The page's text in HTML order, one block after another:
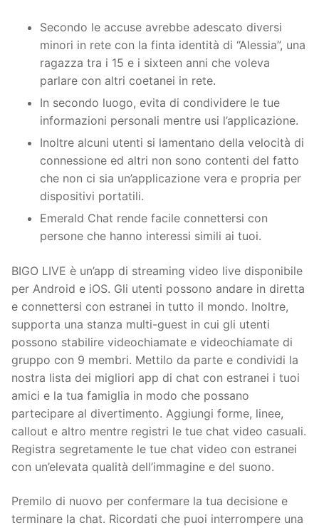
Secondo le accuse avrebbe adescato diversi
minori in rete con la finta identità di “Alessia”, una
ragazza tra i 15 e i sixteen anni che voleva
parlare con altri coetanei in rete.
In secondo luogo, evita di condividere le tue
informazioni personali mentre usi l’applicazione.
Inoltre alcuni utenti si lamentano della velocità di
connessione ed altri non sono contenti del fatto
che non ci sia un’applicazione vera e propria per
dispositivi portatili.
Emerald Chat rende facile connettersi con
persone che hanno interessi simili ai tuoi.
BIGO LIVE è un’app di streaming video live disponibile
per Android e iOS. Gli utenti possono andare in diretta
e connettersi con estranei in tutto il mondo. Inoltre,
supporta una stanza multi-guest in cui gli utenti
possono stabilire videochiamate e videochiamate di
gruppo con 9 membri. Mettilo da parte e condividi la
nostra lista dei migliori app di chat con estranei i tuoi
amici e la tua famiglia in modo che possano
partecipare al divertimento. Aggiungi forme, linee,
callout e altro mentre registri le tue chat video casuali.
Registra segretamente le tue chat video con estranei
con un’elevata qualità dell’immagine e del suono.
Premilo di nuovo per confermare la tua decisione e
terminare la chat. Ricordati che puoi interrompere una